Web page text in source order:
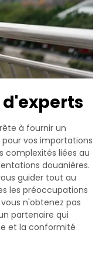
à fournir un
vos importations
complexités liées au
douanières.
guider tout au
les préoccupations
n'obtenez pas
partenaire qui
et la conformité